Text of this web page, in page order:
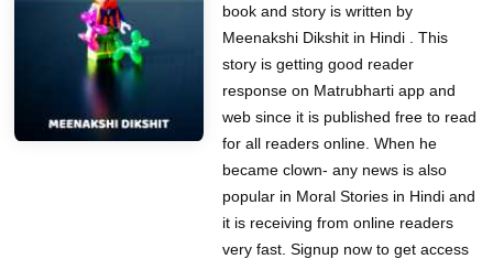
book and story is written by
Meenakshi Dikshit in Hindi . This
story is getting good reader
response on Matrubharti app and
web since it is published free to read
for all readers online. When he
became clown- any news is also
popular in Moral Stories in Hindi and
it is receiving from online readers
very fast. Signup now to get access